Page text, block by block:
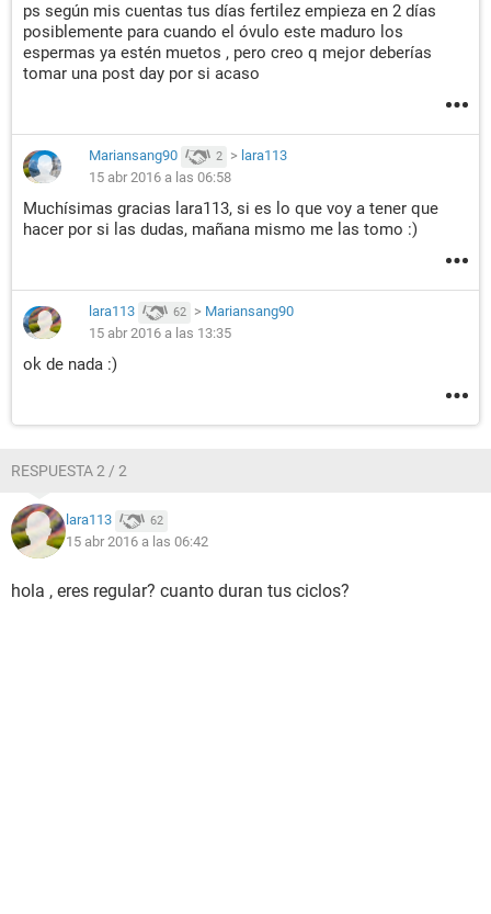
ps según mis cuentas tus días fertilez empieza en 2 días
posiblemente para cuando el óvulo este maduro los
espermas ya estén muetos , pero creo q mejor deberías
tomar una post day por si acaso
Mariansang90 2 > lara113
15 abr 2016 a las 06:58
Muchísimas gracias lara113, si es lo que voy a tener que
hacer por si las dudas, mañana mismo me las tomo :)
lara113 62 > Mariansang90
15 abr 2016 a las 13:35
ok de nada :)
RESPUESTA 2 / 2
lara113 62
15 abr 2016 a las 06:42
hola , eres regular? cuanto duran tus ciclos?